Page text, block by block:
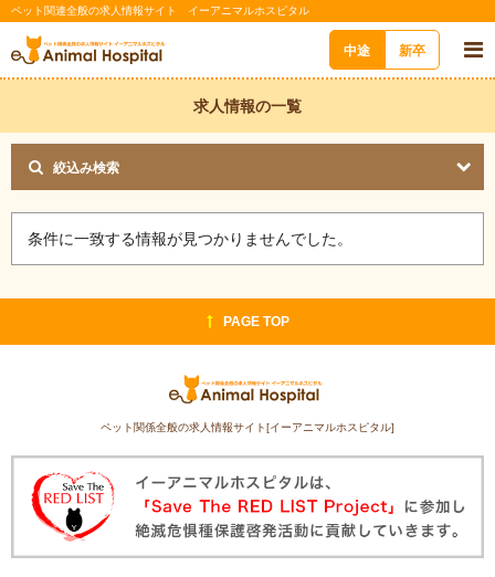
ペット関連全般の求人情報サイト イーアニマルホスピタル
中途 新卒
求人情報の一覧
絞込み検索
条件に一致する情報が見つかりませんでした。
PAGE TOP
ペット関係全般の求人情報サイト[イーアニマルホスピタル]